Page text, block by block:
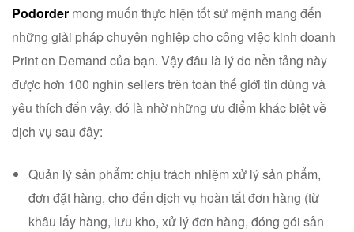
Podorder mong muốn thực hiện tốt sứ mệnh mang đến
những giải pháp chuyên nghiệp cho công việc kinh doanh
Print on Demand của bạn. Vậy đâu là lý do nền tảng này
được hơn 100 nghìn sellers trên toàn thế giới tin dùng và
yêu thích đến vậy, đó là nhờ những ưu điểm khác biệt về
dịch vụ sau đây:
Quản lý sản phẩm: chịu trách nhiệm xử lý sản phẩm,
đơn đặt hàng, cho đến dịch vụ hoàn tất đơn hàng (từ
khâu lấy hàng, lưu kho, xử lý đơn hàng, đóng gói sản